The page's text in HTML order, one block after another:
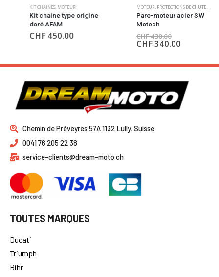
KIT CHAINES,MOTEUR
Kit chaine type origine
doré AFAM
CHF450.00
MOTEUR,PROTECTIONS DE CHUTE MOTEUR
Pare-moteur acier SW
Motech
CHF430.00
CHF340.00
Chemin de Préveyres 57A 1132 Lully, Suisse
0041 76 205 22 38
service-clients@dream-moto.ch
TOUTES MARQUES
Ducati
Triumph
Bihr